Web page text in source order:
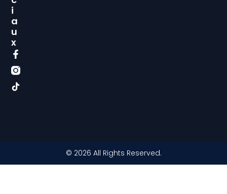
I
A
U
X
© 2026 All Rights Reserved.